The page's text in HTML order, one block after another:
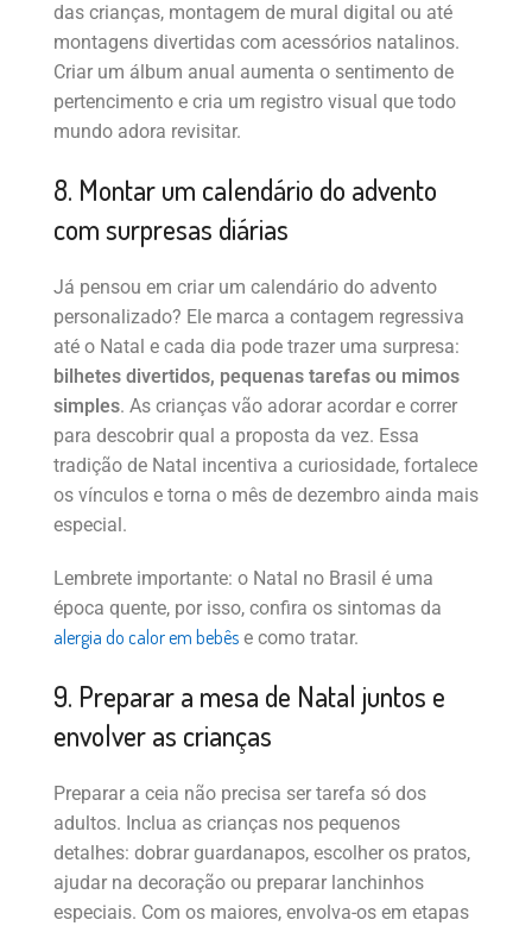
das crianças, montagem de mural digital ou até
montagens divertidas com acessórios natalinos.
Criar um álbum anual aumenta o sentimento de
pertencimento e cria um registro visual que todo
mundo adora revisitar.
8. Montar um calendário do advento
com surpresas diárias
Já pensou em criar um calendário do advento
personalizado? Ele marca a contagem regressiva
até o Natal e cada dia pode trazer uma surpresa:
bilhetes divertidos, pequenas tarefas ou mimos
simples. As crianças vão adorar acordar e correr
para descobrir qual a proposta da vez. Essa
tradição de Natal incentiva a curiosidade, fortalece
os vínculos e torna o mês de dezembro ainda mais
especial.
Lembrete importante: o Natal no Brasil é uma
época quente, por isso, confira os sintomas da
alergia do calor em bebês e como tratar.
9. Preparar a mesa de Natal juntos e
envolver as crianças
Preparar a ceia não precisa ser tarefa só dos
adultos. Inclua as crianças nos pequenos
detalhes: dobrar guardanapos, escolher os pratos,
ajudar na decoração ou preparar lanchinhos
especiais. Com os maiores, envolva-os em etapas